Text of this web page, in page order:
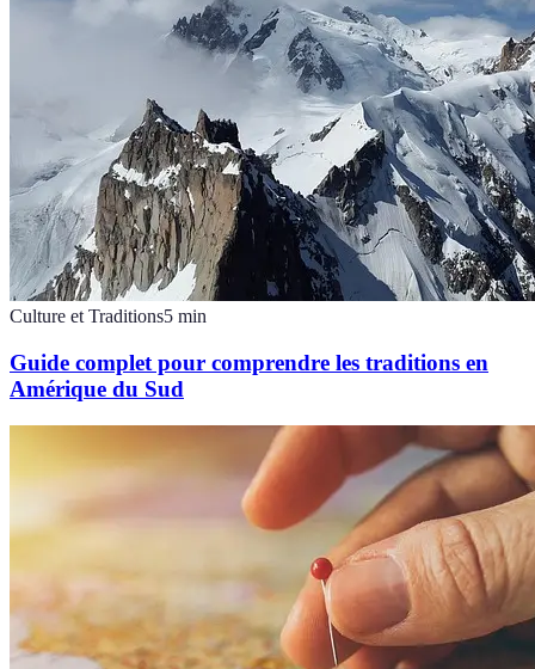
Culture et Traditions5 min
Guide complet pour comprendre les traditions en
Amérique du Sud